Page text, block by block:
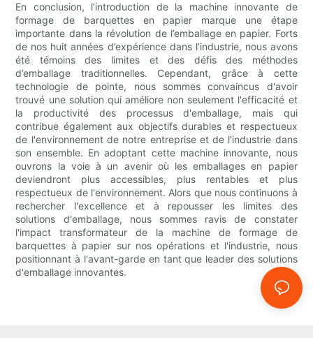
En conclusion, l’introduction de la machine innovante de
formage de barquettes en papier marque une étape
importante dans la révolution de l’emballage en papier. Forts
de nos huit années d’expérience dans l’industrie, nous avons
été témoins des limites et des défis des méthodes
d’emballage traditionnelles. Cependant, grâce à cette
technologie de pointe, nous sommes convaincus d'avoir
trouvé une solution qui améliore non seulement l'efficacité et
la productivité des processus d'emballage, mais qui
contribue également aux objectifs durables et respectueux
de l'environnement de notre entreprise et de l'industrie dans
son ensemble. En adoptant cette machine innovante, nous
ouvrons la voie à un avenir où les emballages en papier
deviendront plus accessibles, plus rentables et plus
respectueux de l'environnement. Alors que nous continuons à
rechercher l'excellence et à repousser les limites des
solutions d'emballage, nous sommes ravis de constater
l'impact transformateur de la machine de formage de
barquettes à papier sur nos opérations et l'industrie, nous
positionnant à l'avant-garde en tant que leader des solutions
d'emballage innovantes.